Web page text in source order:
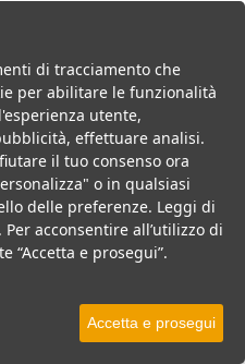
per la tua prossima
per te le migliori mete, i
per il tuo prossimo viaggio.
di tracciamento che
per abilitare le funzionalità
utente,
effettuare analisi.
il tuo consenso ora
o in qualsiasi
delle preferenze. Leggi di
acconsentire all’utilizzo di
“Accetta e prosegui”.
Accetta e prosegui